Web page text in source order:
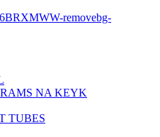
NA KEYK
TUBES